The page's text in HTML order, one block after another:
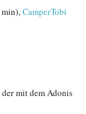
CamperTobi
mit dem Adonis